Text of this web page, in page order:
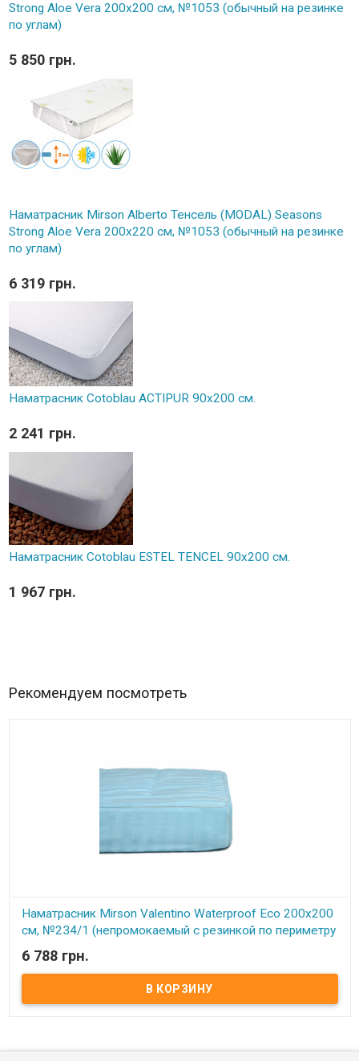
Strong Aloe Vera 200x200 см, №1053 (обычный на резинке
по углам)
5 850 грн.
Наматрасник Mirson Alberto Тенсель (MODAL) Seasons
Strong Aloe Vera 200x220 см, №1053 (обычный на резинке
по углам)
6 319 грн.
Наматрасник Cotoblau ACTIPUR 90х200 см.
2 241 грн.
Наматрасник Cotoblau ESTEL TENCEL 90х200 см.
1 967 грн.
Рекомендуем посмотреть
Наматрасник Mirson Valentino Waterproof Eco 200x200
см, №234/1 (непромокаемый с резинкой по периметру
+ АЛОЭ ВЕРА)
Наматрасник Mirson Valentino Waterproof Eco 200x200 см, №234/1
Упаковка: сумка фирменная. Производитель: Украина-Италия.
6 788 грн.